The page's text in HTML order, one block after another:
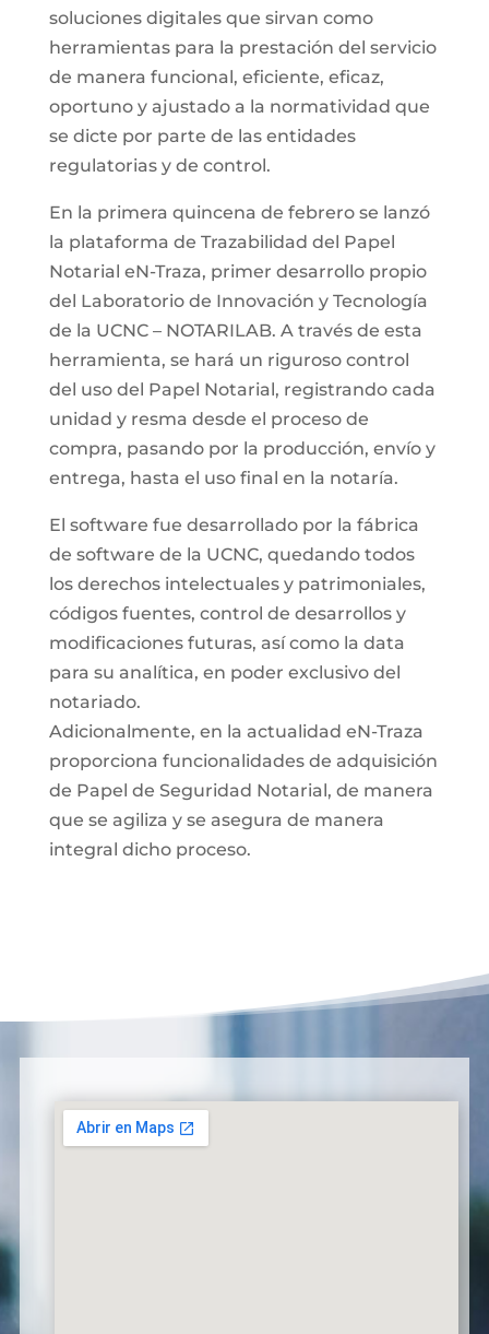
soluciones digitales que sirvan como
herramientas para la prestación del servicio
de manera funcional, eficiente, eficaz,
oportuno y ajustado a la normatividad que
se dicte por parte de las entidades
regulatorias y de control.
En la primera quincena de febrero se lanzó
la plataforma de Trazabilidad del Papel
Notarial eN-Traza, primer desarrollo propio
del Laboratorio de Innovación y Tecnología
de la UCNC – NOTARILAB. A través de esta
herramienta, se hará un riguroso control
del uso del Papel Notarial, registrando cada
unidad y resma desde el proceso de
compra, pasando por la producción, envío y
entrega, hasta el uso final en la notaría.
El software fue desarrollado por la fábrica
de software de la UCNC, quedando todos
los derechos intelectuales y patrimoniales,
códigos fuentes, control de desarrollos y
modificaciones futuras, así como la data
para su analítica, en poder exclusivo del
notariado.
Adicionalmente, en la actualidad eN-Traza
proporciona funcionalidades de adquisición
de Papel de Seguridad Notarial, de manera
que se agiliza y se asegura de manera
integral dicho proceso.